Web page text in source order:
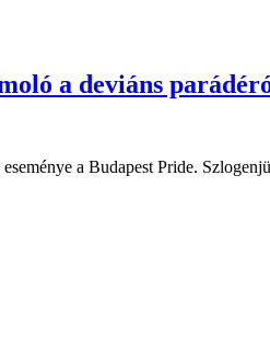
a deviáns
a Budapest Pride.